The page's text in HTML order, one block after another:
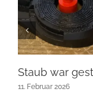
Staub war
11. Februar 2026